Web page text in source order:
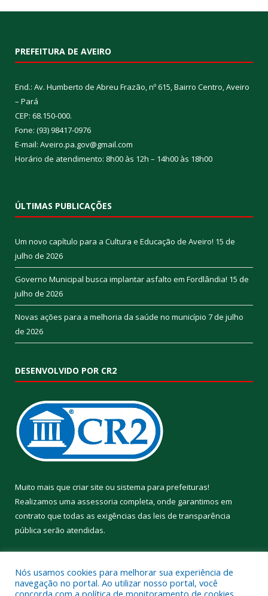
PREFEITURA DE AVEIRO
End.: Av. Humberto de Abreu Frazão, nº 615, Bairro Centro, Aveiro
– Pará
CEP: 68.150-000.
Fone: (93) 98417-0976
E-mail: Aveiro.pa.gov@gmail.com
Horário de atendimento: 8h00 às 12h – 14h00 às 18h00
ÚLTIMAS PUBLICAÇÕES
Um novo capítulo para a Cultura e Educação de Aveiro! 15 de
julho de 2026
Governo Municipal busca implantar asfalto em Fordlândia! 15 de
julho de 2026
Novas ações para a melhoria da saúde no município 7 de julho
de 2026
DESENVOLVIDO POR CR2
Muito mais que criar site ou sistema para prefeituras!
Realizamos uma assessoria completa, onde garantimos em
contrato que todas as exigências das leis de transparência
pública serão atendidas.
Nós usamos cookies para melhorar sua experiência de
navegação no portal. Ao utilizar nosso portal, você
concorda com a política de monitoramento de cookies.